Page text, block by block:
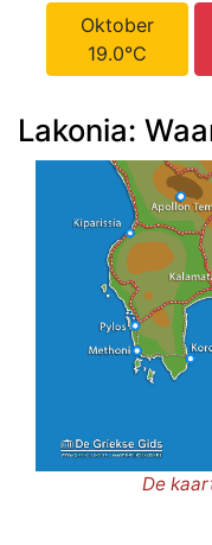
Oktober
19.0°C
Lakonia:
De